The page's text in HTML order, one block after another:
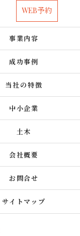
WEB予約
事業内容
成功事例
当社の特徴
中小企業
土木
会社概要
お問合せ
サイトマップ